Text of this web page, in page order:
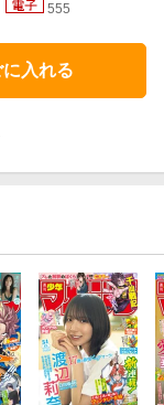
555
入れる